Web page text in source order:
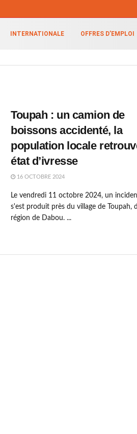
INTERNATIONALE OFFRES D’EMPLOI
Toupah : un camion de
boissons accidenté, la
population locale
état d’ivresse
16 OCTOBRE 2024
Le vendredi 11 octobre 2024, un
s'est produit près du village de Toupah,
région de Dabou. ...